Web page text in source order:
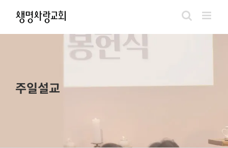
content
주일설교